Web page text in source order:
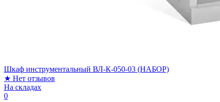
Шкаф инструментальный ВЛ-К-050-03 (НАБОР)
★ Нет отзывов
На складах
0